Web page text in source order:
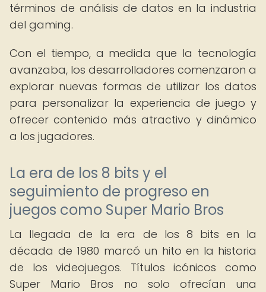
términos de análisis de datos en la industria
del gaming.
Con el tiempo, a medida que la tecnología
avanzaba, los desarrolladores comenzaron a
explorar nuevas formas de utilizar los datos
para personalizar la experiencia de juego y
ofrecer contenido más atractivo y dinámico
a los jugadores.
La era de los 8 bits y el
seguimiento de progreso en
juegos como Super Mario Bros
La llegada de la era de los 8 bits en la
década de 1980 marcó un hito en la historia
de los videojuegos. Títulos icónicos como
Super Mario Bros no solo ofrecían una